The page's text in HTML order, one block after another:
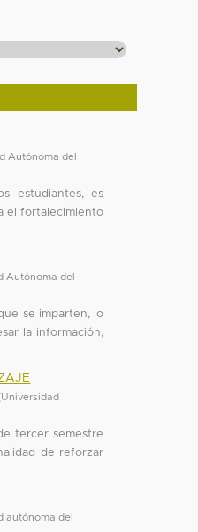
Autónoma del
estudiantes, es
el fortalecimiento
Autónoma del
se imparten, lo
la información,
Universidad
tercer semestre
de reforzar
autónoma del